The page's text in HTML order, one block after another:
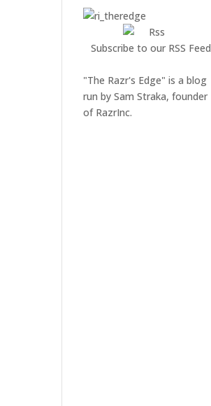
Subscribe to our RSS Feed
"The Razr's Edge" is a blog
run by Sam Straka, founder
of RazrInc.